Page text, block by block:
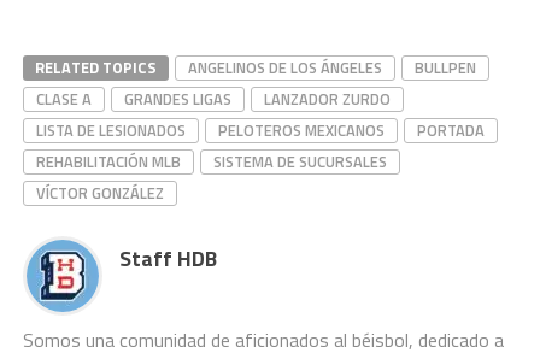
RELATED TOPICS ANGELINOS DE LOS ÁNGELES
BULLPEN
CLASE A
GRANDES LIGAS
LANZADOR ZURDO
LISTA DE LESIONADOS
PELOTEROS MEXICANOS
PORTADA
REHABILITACIÓN MLB
SISTEMA DE SUCURSALES
VÍCTOR GONZÁLEZ
Staff HDB
Somos una comunidad de aficionados al béisbol, dedicado a